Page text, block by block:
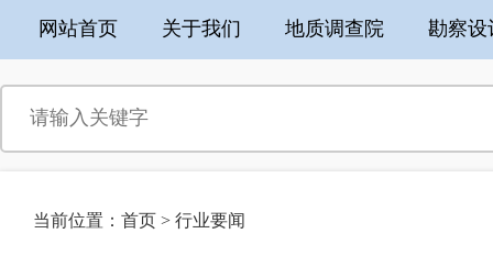
网站首页 关于我们 地质调查院 勘察设
当前位置： 首页 > 行业要闻